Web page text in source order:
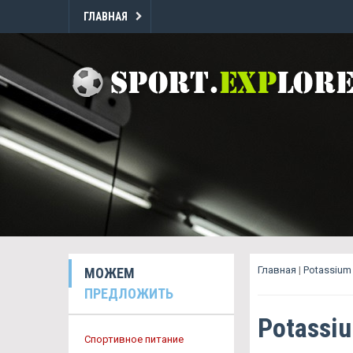
ГЛАВНАЯ
МОЖЕМ
ПРЕДЛОЖИТЬ
Спортивное питание
Главная | Potassium